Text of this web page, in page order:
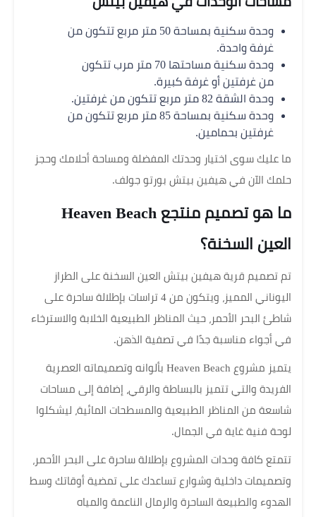
وحدة سكنية بمساحة 50 متر مربع تتكون من
غرفة واحدة.
وحدة سكنية مساحتها 70 متر مرب تتكون
من غرفتين أو غرفة كبيرة.
وحدة الشقة 82 متر مربع تتكون من غرفتين.
وحدة سكنية بمساحة 85 متر مربع تتكون من
غرفتين بحمامين.
ما عليك سوى اختيار وحدتك المفضلة ومساحة أحلامك وحجز
حلمك الآن في هيفين بيتش بورتو جولف.
ما هو تصميم منتجع Heaven Beach
العين السخنة؟
تم تصميم قرية هيفين بيتش العين السخنة على الطراز
اليوناني المميز، ويتكون من 4 تراسات بإطلالة ساحرة على
شاطئ البحر الأحمر، حيث المناظر الطبيعية الخلابة والاسترخاء
في أجواء مناسبة جدًا في تصفية الذهن.
يتميز مشروع Heaven Beach بألوانه وتصميماته العصرية
الفريدة والتي تتميز بالبساطة والرقي، إضافة إلى مساحات
شاسعة من المناظر الطبيعية والمسطحات المائية، ليشكلوا
لوحة فنية غاية في الجمال.
تتمتع كافة وحدات المشروع بإطلالة ساحرة على البحر الأحمر،
وتصميمات داخلية وشوارع تساعدك على تمضية أوقاتك وسط
الهدوء والطبيعة الساحرة والرمال الناعمة والمياه